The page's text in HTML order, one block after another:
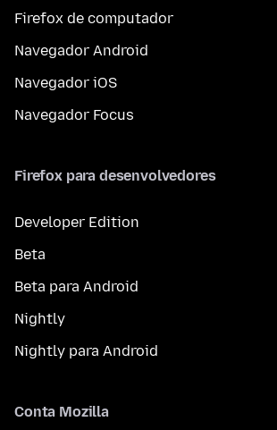
Firefox de computador
Navegador Android
Navegador iOS
Navegador Focus
Firefox para desenvolvedores
Developer Edition
Beta
Beta para Android
Nightly
Nightly para Android
Conta Mozilla